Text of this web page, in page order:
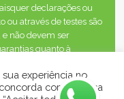
declarações ou
ou através de testes são
e não devem ser
quanto à
envolvidos.
experiência no
com a nossa